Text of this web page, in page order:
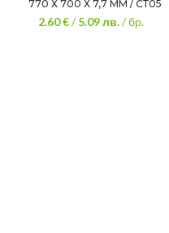
770 Х 700 Х 7,7 ММ / СТ05
2.60 €/5.09лв./ бр.